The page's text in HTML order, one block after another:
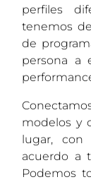
perfiles
tenemos
de
persona a
modelos y
lugar, con
acuerdo a
Podemos